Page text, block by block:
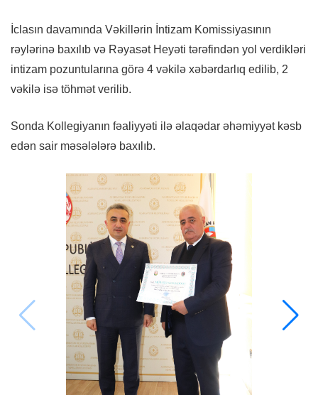
İclasın davamında Vəkillərin İntizam Komissiyasının
rəylərinə baxılıb və Rəyasət Heyəti tərəfindən yol verdikləri
intizam pozuntularına görə 4 vəkilə xəbərdarlıq edilib, 2
vəkilə isə töhmət verilib.
Sonda Kollegiyanın fəaliyyəti ilə əlaqədar əhəmiyyət kəsb
edən sair məsələlərə baxılıb.